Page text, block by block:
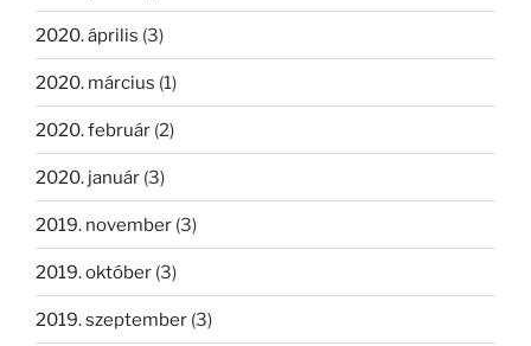
2020. április (3)
2020. március (1)
2020. február (2)
2020. január (3)
2019. november (3)
2019. október (3)
2019. szeptember (3)